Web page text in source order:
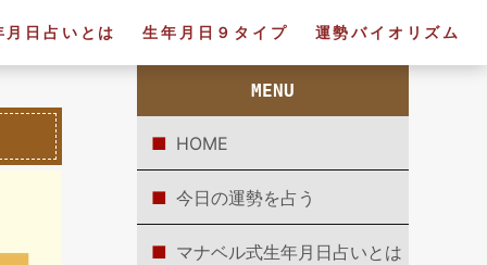
月日占いとは 生年月日９タイプ 運勢バイオリズム
MENU
HOME
今日の運勢を占う
マナベル式生年月日占いとは